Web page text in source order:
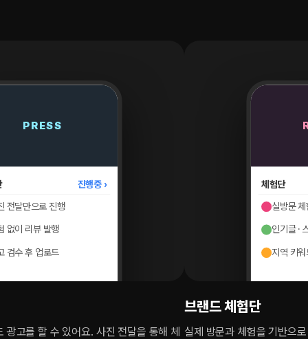
REVIEW
모집중 ›
체험 리뷰
스마트블록 공략
워드 노출
한 진성 후기 콘텐츠. 신뢰도 높은 리
플레이스
네이버 플레
저장 · 방문
지역 상권 키
플레이스 최적화
지도에서 먼저 보이는 가게가